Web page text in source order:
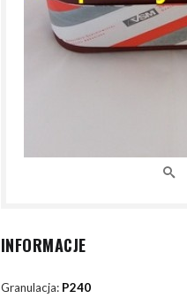
INFORMACJE
Granulacja: P240